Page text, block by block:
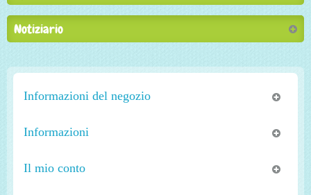
Notiziario
Informazioni del negozio
Informazioni
Il mio conto